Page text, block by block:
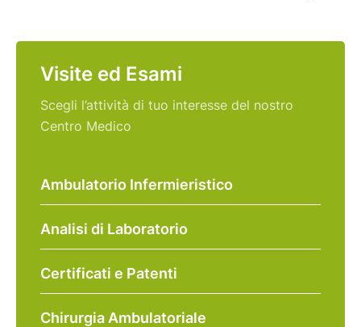
l’Università degli Studi di Milano. Lavorativamente
la sua carriera lavorativa …
Visite ed Esami
Scegli l’attività di tuo interesse del nostro
Centro Medico
Ambulatorio Infermieristico
Analisi di Laboratorio
Certificati e Patenti
Chirurgia Ambulatoriale